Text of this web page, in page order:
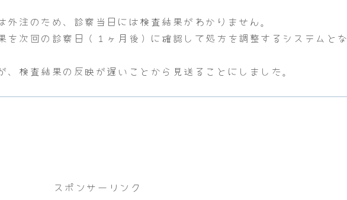
外注のため、診察当日には検査結果がわかりません。
を次回の診察日（１ヶ月後）に確認して処方を調整するシステムとな
、検査結果の反映が遅いことから見送ることにしました。
スポンサーリンク